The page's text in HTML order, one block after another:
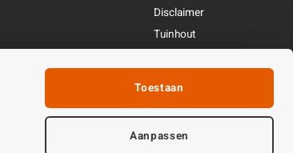
Disclaimer
Tuinhout
Toestaan
Aanpassen